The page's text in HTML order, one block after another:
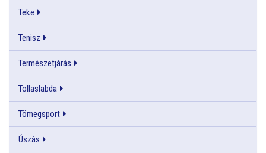
Teke
Tenisz
Természetjárás
Tollaslabda
Tömegsport
Úszás